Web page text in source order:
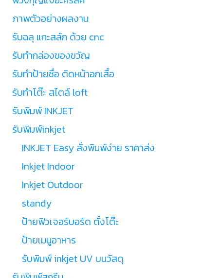
ภาพตัวอย่างผลงาน
รับฉลุ แกะสลัก ด้วย cnc
รับทำกล่องของขวัญ
รับทำป้ายชื่อ ติดหน้าอกเสื้อ
รับทำโต๊ะ สไตล์ loft
รับพิมพ์ INKJET
รับพิมพ์inkjet
INKJET Easy สั่งพิมพ์ง่าย ราคาส่ง
Inkjet Indoor
Inkjet Outdoor
standy
ป้ายฟิวเจอร์บอร์ด ตั้งโต๊ะ
ป้ายเมนูอาหาร
รับพิมพ์ inkjet UV บนวัสดุ